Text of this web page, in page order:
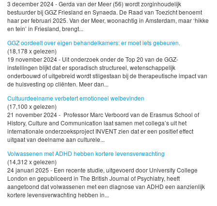
3 december 2024 - Gerda van der Meer (56) wordt zorginhoudelijk
bestuurder bij GGZ Friesland en Synaeda. De Raad van Toezicht benoemt
haar per februari 2025. Van der Meer, woonachtig in Amsterdam, maar ‘hikke
en tein’ in Friesland, brengt...
GGZ oordeelt over eigen behandelkamers: er moet iets gebeuren.
(18,178 x gelezen)
19 november 2024 - Uit onderzoek onder de Top 20 van de GGZ-
instellingen blijkt dat er sporadisch structureel, wetenschappelijk
onderbouwd of uitgebreid wordt stilgestaan bij de therapeutische impact van
de huisvesting op cliënten. Meer dan...
Cultuurdeelname verbetert emotioneel welbevinden
(17,100 x gelezen)
21 november 2024 - Professor Marc Verboord van de Erasmus School of
History, Culture and Communication laat samen met collega’s uit het
internationale onderzoeksproject INVENT zien dat er een positief effect
uitgaat van deelname aan culturele...
Volwassenen met ADHD hebben kortere levensverwachting
(14,312 x gelezen)
24 januari 2025 - Een recente studie, uitgevoerd door University College
London en gepubliceerd in The British Journal of Psychiatry, heeft
aangetoond dat volwassenen met een diagnose van ADHD een aanzienlijk
kortere levensverwachting hebben in...